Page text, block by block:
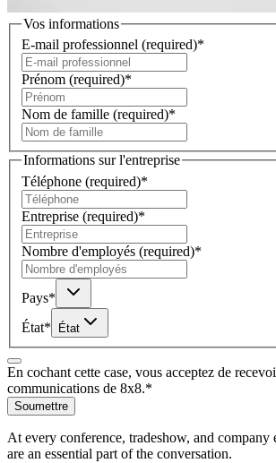
Vos informations
E-mail professionnel (required)*
Prénom (required)*
Nom de famille (required)*
Informations sur l'entreprise
Téléphone (required)*
Entreprise (required)*
Nombre d'employés (required)*
Pays*
État* État
En cochant cette case, vous acceptez de
communications de 8x8.*
Soumettre
At every conference, tradeshow, and company
are an essential part of the conversation.